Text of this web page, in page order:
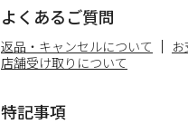
よくあるご質問
返品・キャンセルについて
店舗受け取りについて
特記事項